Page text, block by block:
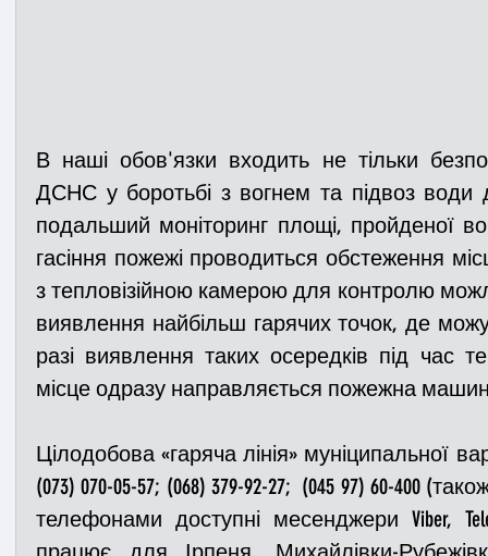
В наші обов'язки входить не тільки
ДСНС у боротьбі з вогнем та підвоз
подальший моніторинг площі, пройденої
гасіння пожежі проводиться обстеження
з тепловізійною камерою для контролю
виявлення найбільш гарячих точок, де
разі виявлення таких осередків під час
місце одразу направляється пожежна машина
Цілодобова «гаряча лінія» муніципальної
(073) 070-05-57; (068) 379-92-27;  (045 97) 60-400
телефонами доступні месенджери Viber,